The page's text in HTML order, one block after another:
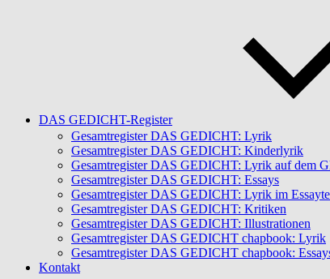
DAS GEDICHT-Register
Gesamtregister DAS GEDICHT: Lyrik
Gesamtregister DAS GEDICHT: Kinderlyrik
Gesamtregister DAS GEDICHT: Lyrik auf dem
Gesamtregister DAS GEDICHT: Essays
Gesamtregister DAS GEDICHT: Lyrik im
Gesamtregister DAS GEDICHT: Kritiken
Gesamtregister DAS GEDICHT: Illustrationen
Gesamtregister DAS GEDICHT chapbook: Lyrik
Gesamtregister DAS GEDICHT chapbook:
Kontakt